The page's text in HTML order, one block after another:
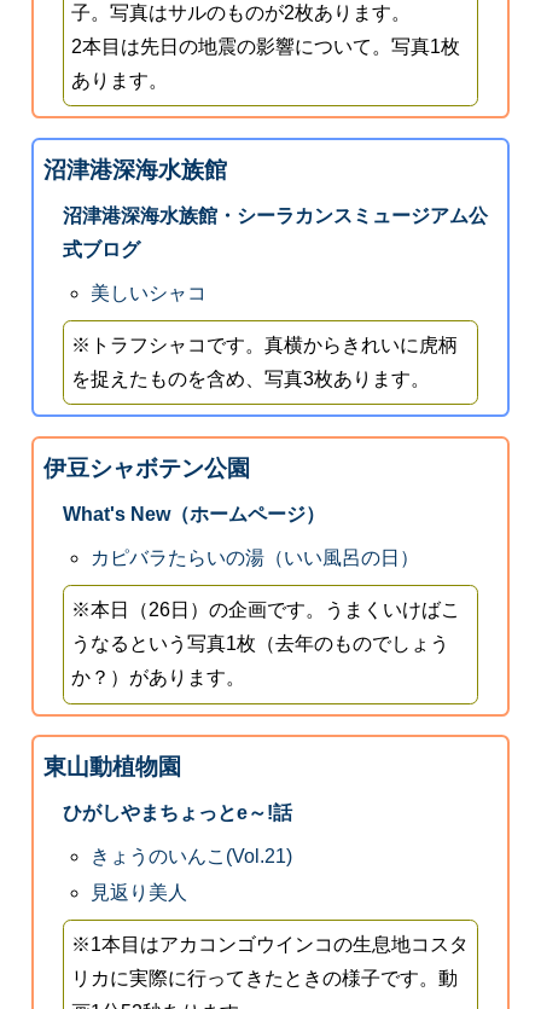
子。写真はサルのものが2枚あります。
2本目は先日の地震の影響について。写真1枚
あります。
沼津港深海水族館
沼津港深海水族館・シーラカンスミュージアム公
式ブログ
美しいシャコ
※トラフシャコです。真横からきれいに虎柄
を捉えたものを含め、写真3枚あります。
伊豆シャボテン公園
What's New（ホームページ）
カピバラたらいの湯（いい風呂の日）
※本日（26日）の企画です。うまくいけばこ
うなるという写真1枚（去年のものでしょう
か？）があります。
東山動植物園
ひがしやまちょっとe～!話
きょうのいんこ(Vol.21)
見返り美人
※1本目はアカコンゴウインコの生息地コスタ
リカに実際に行ってきたときの様子です。動